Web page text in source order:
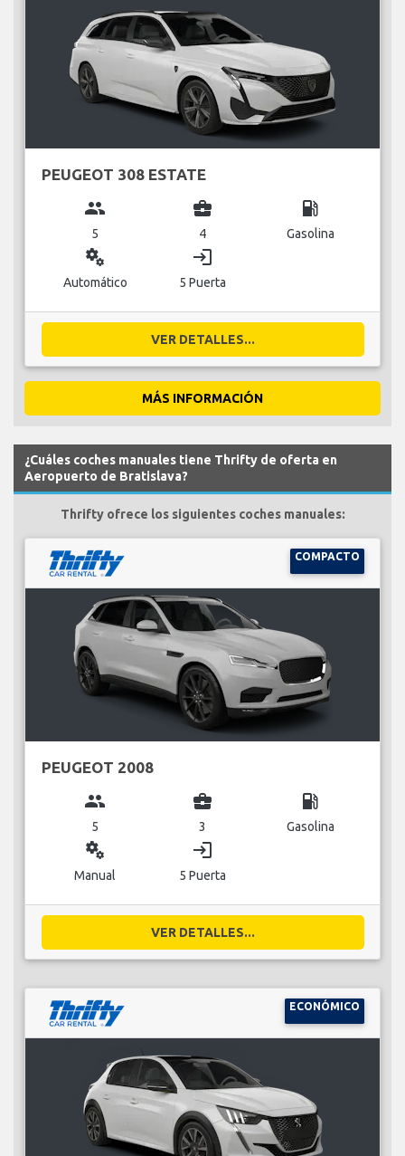
PEUGEOT 308 ESTATE
group
5
business_center
4
local_gas_station
Gasolina
miscellaneous_services
Automático
login
5 Puerta
VER DETALLES...
MÁS INFORMACIÓN
¿Cuáles coches manuales tiene Thrifty de oferta en
Aeropuerto de Bratislava?
Thrifty ofrece los siguientes coches manuales:
COMPACTO
PEUGEOT 2008
group
5
business_center
3
local_gas_station
Gasolina
miscellaneous_services
Manual
login
5 Puerta
VER DETALLES...
ECONÓMICO